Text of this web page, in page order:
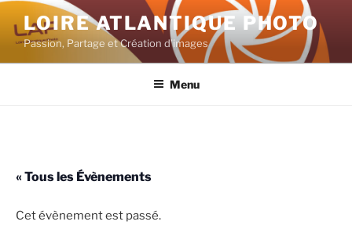
contenu
principal
LOIRE ATLANTIQUE PHOTO
Passion, Partage et Création d’images
Menu
« Tous les Évènements
Cet évènement est passé.